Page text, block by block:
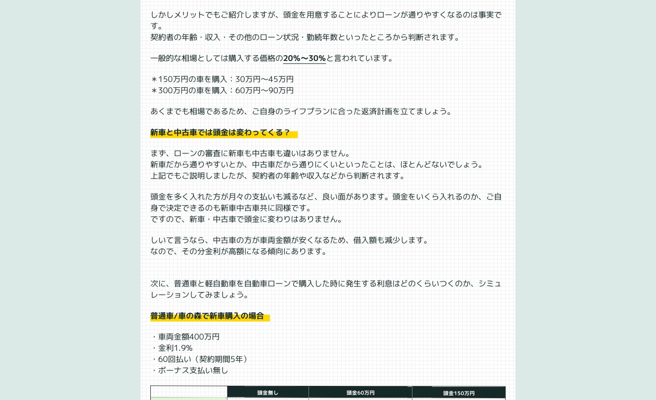
しかしメリットでもご紹介しますが、頭金を用意することによりローンが通りやすくなるのは事実で
す。
契約者の年齢・収入・その他のローン状況・勤続年数といったところから判断されます。
一般的な相場としては購入する価格の20％～30％と言われています。
＊150万円の車を購入：30万円～45万円
＊300万円の車を購入：60万円～90万円
あくまでも相場であるため、ご自身のライフプランに合った返済計画を立てましょう。
新車と中古車では頭金は変わってくる？
まず、ローンの審査に新車も中古車も違いはありません。
新車だから通りやすいとか、中古車だから通りにくいといったことは、ほとんどないでしょう。
上記でもご説明しましたが、契約者の年齢や収入などから判断されます。
頭金を多く入れた方が月々の支払いも減るなど、良い面があります。頭金をいくら入れるのか、ご自
身で決定できるのも新車中古車共に同様です。
ですので、新車・中古車で頭金に変わりはありません。
しいて言うなら、中古車の方が車両金額が安くなるため、借入額も減少します。
なので、その分金利が高額になる傾向にあります。
次に、普通車と軽自動車を自動車ローンで購入した時に発生する利息はどのくらいつくのか、シミュ
レーションしてみましょう。
普通車/車の森で新車購入の場合
・車両金額400万円
・金利1.9%
・60回払い（契約期間5年）
・ボーナス支払い無し
頭金無し 頭金60万円 頭金150万円